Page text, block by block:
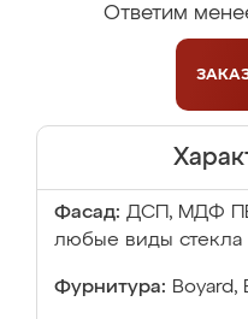
Ответим
Фасад: ДСП, МДФ
любые виды стекла
Фурнитура: Boyard,